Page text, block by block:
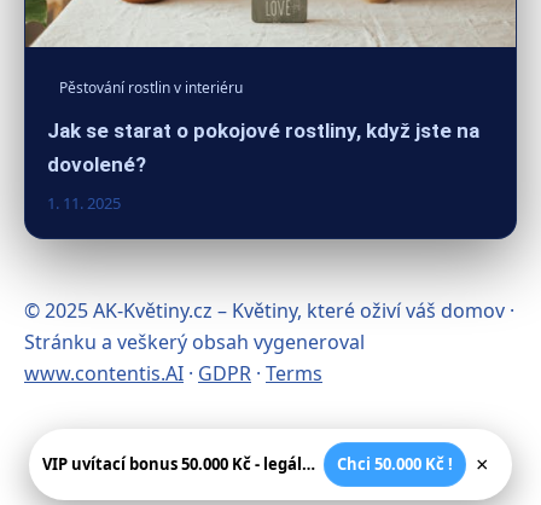
Pěstování rostlin v interiéru
Jak se starat o pokojové rostliny, když jste na
dovolené?
1. 11. 2025
© 2025 AK-Květiny.cz – Květiny, které oživí váš domov ·
Stránku a veškerý obsah vygeneroval
www.contentis.AI · GDPR · Terms
VIP uvítací bonus 50.000 Kč - legální české kasíno Chci 50.000 Kč ! ×